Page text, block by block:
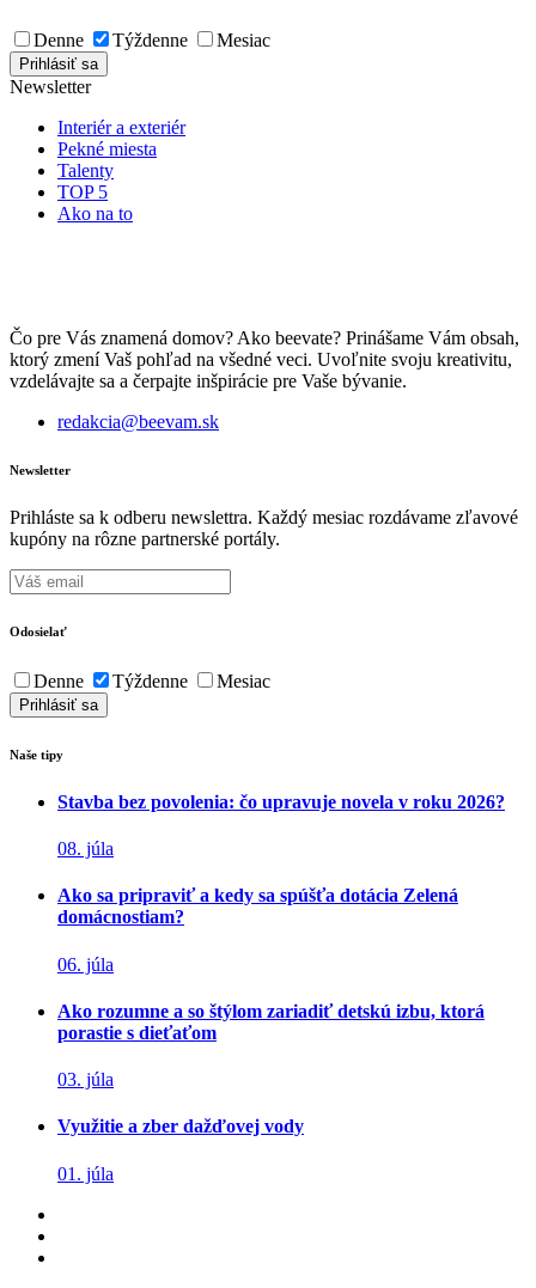
Denne Týždenne Mesiac
Newsletter
Interiér a exteriér
Pekné miesta
Talenty
TOP 5
Ako na to
Čo pre Vás znamená domov? Ako beevate? Prinášame Vám obsah,
ktorý zmení Vaš pohľad na všedné veci. Uvoľnite svoju kreativitu,
vzdelávajte sa a čerpajte inšpirácie pre Vaše bývanie.
redakcia@beevam.sk
Newsletter
Prihláste sa k odberu newslettra. Každý mesiac rozdávame zľavové
kupóny na rôzne partnerské portály.
Odosielať
Denne Týždenne Mesiac
Naše tipy
Stavba bez povolenia: čo upravuje novela v roku 2026?
08. júla
Ako sa pripraviť a kedy sa spúšťa dotácia Zelená
domácnostiam?
06. júla
Ako rozumne a so štýlom zariadiť detskú izbu, ktorá
porastie s dieťaťom
03. júla
Využitie a zber dažďovej vody
01. júla